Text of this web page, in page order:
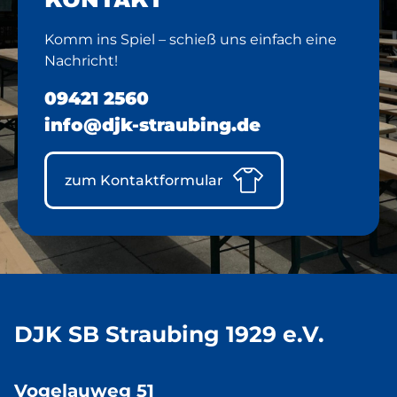
Komm ins Spiel – schieß uns einfach eine
Nachricht!
09421 2560
info@djk-straubing.de
zum Kontaktformular
DJK SB Straubing 1929 e.V.
Vogelauweg 51